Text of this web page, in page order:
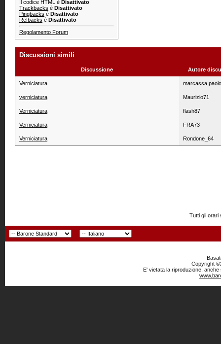
Il codice HTML è Disattivato
Trackbacks è Disattivato
Pingbacks è Disattivato
Refbacks è Disattivato
Regolamento Forum
Discussioni simili
Discussione Autore
Verniciatura marcassa.paolo
verniciatura Maurizio71
Verniciatura flash87
Verniciatura FRA73
Verniciatura Rondone_64
Tutti gli orari
Copyright
E' vietata la riproduzione,